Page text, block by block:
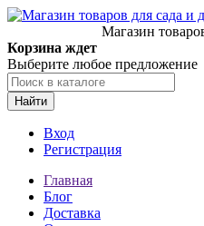
Магазин
Корзина ждет
Выберите любое предложение
Найти
Вход
Регистрация
Главная
Блог
Доставка